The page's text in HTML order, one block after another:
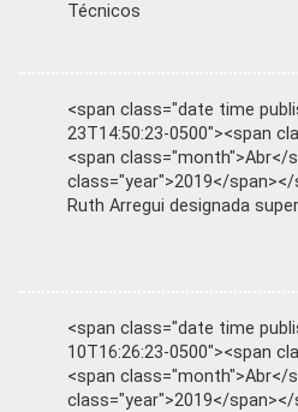
Técnicos
<span class="date time
23T14:50:23-0500"><span
<span class="month">Abr</
class="year">2019</span></
Ruth Arregui designada
<span class="date time
10T16:26:23-0500"><span
<span class="month">Abr</
class="year">2019</span></